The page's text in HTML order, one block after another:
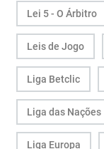
Lei 5 - O Árbitro
Leis de Jogo
Liga Betclic
Liga das Nações
Liga Europa